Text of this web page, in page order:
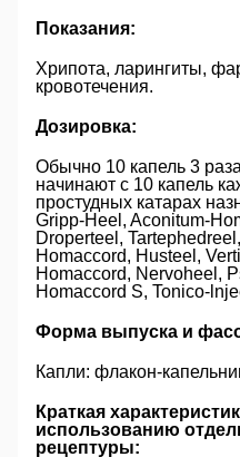
Показания:
Хрипота, ларингиты,
кровотечения.
Дозировка:
Обычно 10 капель 3
начинают с 10 капель
простудных катарах
Gripp-Heel, Aconitum-
Droperteel,
Homaccord, Husteel,
Homaccord, Nervoheel,
Homaccord S, Tonico-
Форма выпуска и
Капли: флакон-
Краткая
использованию
рецептуры: